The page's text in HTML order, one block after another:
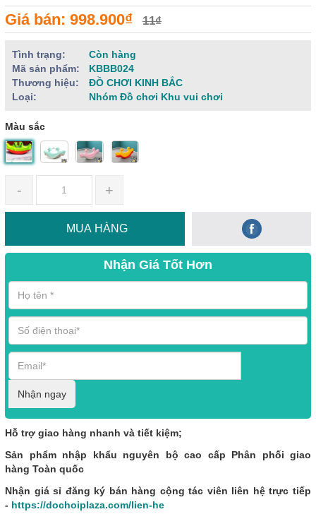
Giá bán: 998.900₫ 11₫
Tình trạng:
Còn hàng
Mã sản phẩm:
KBBB024
Thương hiệu:
ĐỒ CHƠI KINH BẮC
Loại:
Nhóm Đồ chơi Khu vui chơi
Màu sắc
- +
MUA HÀNG
Nhận Giá Tốt Hơn
Nhận ngay
Hỗ trợ giao hàng nhanh và tiết kiệm;
Sản phẩm nhập khẩu nguyên bộ cao cấp Phân phối giao
hàng Toàn quốc
Nhận giá sỉ đăng ký bán hàng cộng tác viên liên hệ trực tiếp
- https://dochoiplaza.com/lien-he